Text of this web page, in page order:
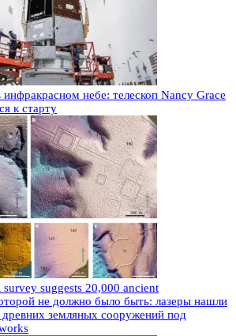
небе: телескоп Nancy Grace
к старту
suggests 20,000 ancient
не должно было быть: лазеры нашли
земляных сооружений под